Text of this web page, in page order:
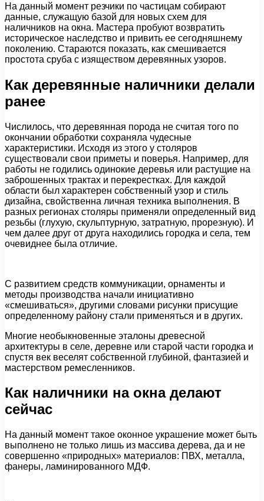
На данный момент резчики по частицам собирают
данные, служащую базой для новых схем для
наличников на окна. Мастера пробуют возвратить
историческое наследство и привить ее сегодняшнему
поколению. Стараются показать, как смешивается
простота сруба с изяществом деревянных узоров.
Как деревянные наличники делали
ранее
Числилось, что деревянная порода не считая того по
окончании обработки сохраняла чудесные
характеристики. Исходя из этого у столяров
существовали свои приметы и поверья. Например, для
работы не годились одинокие деревья или растущие на
заброшенных трактах и перекрестках. Для каждой
области был характерен собственный узор и стиль
дизайна, свойственна личная техника выполнения. В
разных регионах столяры применяли определенный вид
резьбы (глухую, скульптурную, затратную, прорезную). И
чем далее друг от друга находились городка и села, тем
очевиднее была отличие.
С развитием средств коммуникации, орнаменты и
методы производства начали инициативно
«смешиваться», другими словами рисунки присущие
определенному району стали применяться и в других.
Многие необыкновенные эталоны древесной
архитектуры в селе, деревне или старой части городка и
спустя век веселят собственной глубиной, фантазией и
мастерством ремесленников.
Как наличники на окна делают
сейчас
На данный момент такое оконное украшение может быть
выполнено не только лишь из массива дерева, да и не
совершенно «природных» материалов: ПВХ, металла,
фанеры, ламинированного МДФ.